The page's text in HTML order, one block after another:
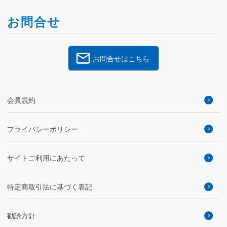
お問合せ
お問合せはこちら
会員規約
プライバシーポリシー
サイトご利用にあたって
特定商取引法に基づく表記
勧誘方針